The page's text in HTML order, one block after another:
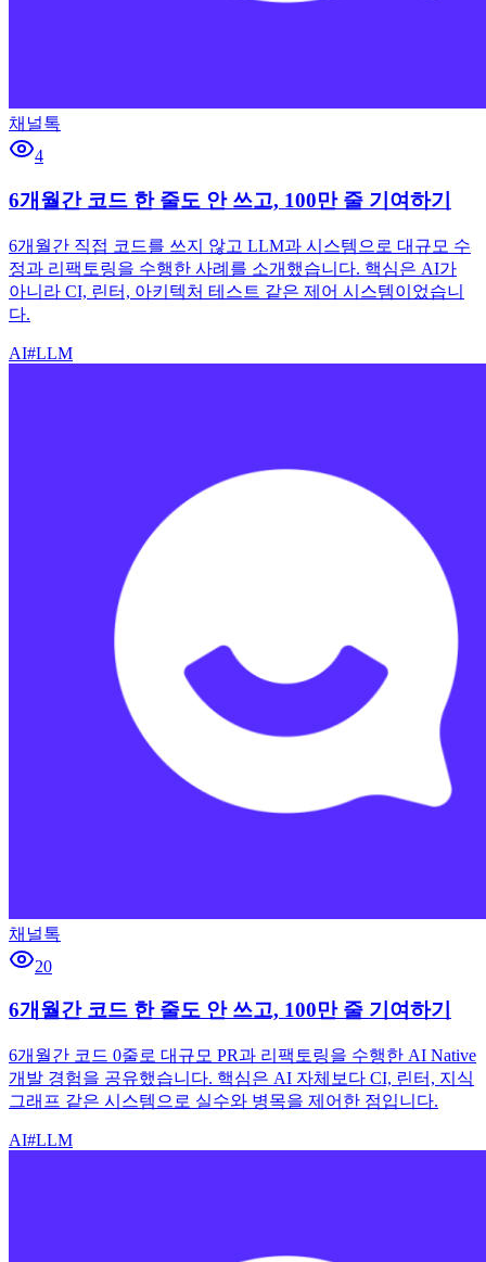
채널톡
4
6개월간 코드 한 줄도 안 쓰고, 100만 줄 기여하기
6개월간 직접 코드를 쓰지 않고 LLM과 시스템으로 대규모 수
정과 리팩토링을 수행한 사례를 소개했습니다. 핵심은 AI가
아니라 CI, 린터, 아키텍처 테스트 같은 제어 시스템이었습니
다.
AI#LLM
채널톡
20
6개월간 코드 한 줄도 안 쓰고, 100만 줄 기여하기
6개월간 코드 0줄로 대규모 PR과 리팩토링을 수행한 AI Native
개발 경험을 공유했습니다. 핵심은 AI 자체보다 CI, 린터, 지식
그래프 같은 시스템으로 실수와 병목을 제어한 점입니다.
AI#LLM